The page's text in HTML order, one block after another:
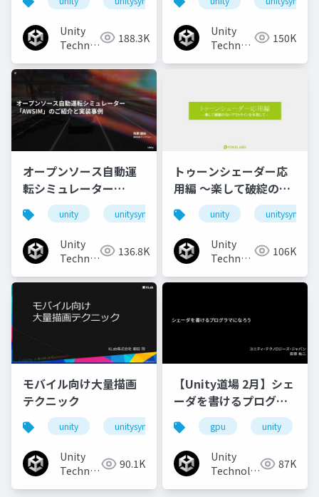
Unity
Technologies188.3K
チなUI演出
Unity
Technologies150K
オープンソース自動運
転シミュレーター
「AWSIM」のご紹介と
実装事例
unity unitysync
Unity
Technologies136.8K
トゥーンシェーダー応
用編 ～楽して破綻のな
いアウトラインを目指
して～
unity unitysync
Unity
Technologies106K
モバイル向け大量描画
テクニック
unity unitysync
Unity
Technologies90.1K
【Unity道場 2月】シェ
ーダを書けるプログラ
マになろう
gpu unity
Unity
Technologies 87K